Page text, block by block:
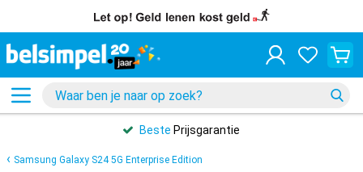
Beste Prijsgarantie
Samsung Galaxy S24 5G Enterprise Edition